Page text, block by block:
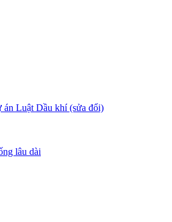
Luật Dầu khí (sửa đổi)
lâu dài